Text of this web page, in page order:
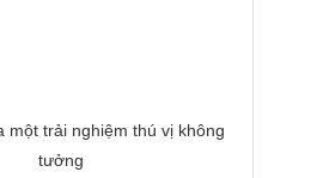
một trải nghiệm thú vị không
tưởng